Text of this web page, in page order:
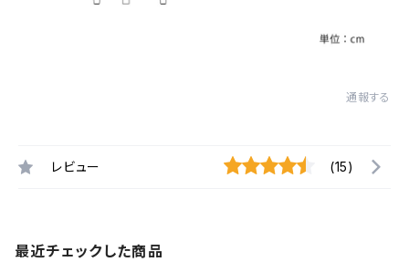
通報する
レビュー (15)
最近チェックした商品